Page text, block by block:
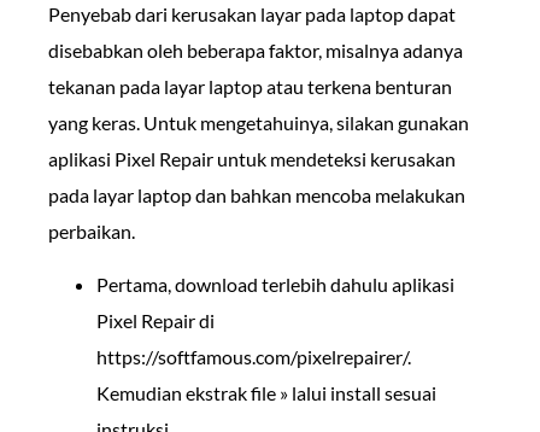
Penyebab dari kerusakan layar pada laptop dapat
disebabkan oleh beberapa faktor, misalnya adanya
tekanan pada layar laptop atau terkena benturan
yang keras. Untuk mengetahuinya, silakan gunakan
aplikasi Pixel Repair untuk mendeteksi kerusakan
pada layar laptop dan bahkan mencoba melakukan
perbaikan.
Pertama, download terlebih dahulu aplikasi
Pixel Repair di
https://softfamous.com/pixelrepairer/.
Kemudian ekstrak file » lalui install sesuai